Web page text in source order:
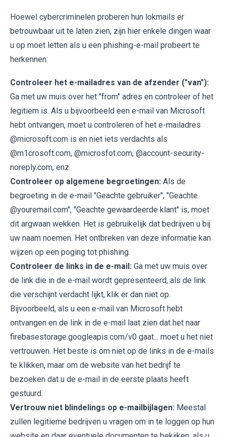
Hoewel cybercriminelen proberen hun lokmails er
betrouwbaar uit te laten zien, zijn hier enkele dingen waar
u op moet letten als u een phishing-e-mail probeert te
herkennen:
Controleer het e-mailadres van de afzender ("van"):
Ga met uw muis over het "from" adres en controleer of het
legitiem is. Als u bijvoorbeeld een e-mail van Microsoft
hebt ontvangen, moet u controleren of het e-mailadres
@microsoft.com is en niet iets verdachts als
@m1crosoft.com, @microsfot.com, @account-security-
noreply.com, enz.
Controleer op algemene begroetingen: Als de
begroeting in de e-mail "Geachte gebruiker", "Geachte
@youremail.com", "Geachte gewaardeerde klant" is, moet
dit argwaan wekken. Het is gebruikelijk dat bedrijven u bij
uw naam noemen. Het ontbreken van deze informatie kan
wijzen op een poging tot phishing.
Controleer de links in de e-mail: Ga met uw muis over
de link die in de e-mail wordt gepresenteerd, als de link
die verschijnt verdacht lijkt, klik er dan niet op.
Bijvoorbeeld, als u een e-mail van Microsoft hebt
ontvangen en de link in de e-mail laat zien dat het naar
firebasestorage.googleapis.com/v0 gaat... moet u het niet
vertrouwen. Het beste is om niet op de links in de e-mails
te klikken, maar om de website van het bedrijf te
bezoeken dat u de e-mail in de eerste plaats heeft
gestuurd.
Vertrouw niet blindelings op e-mailbijlagen: Meestal
zullen legitieme bedrijven u vragen om in te loggen op hun